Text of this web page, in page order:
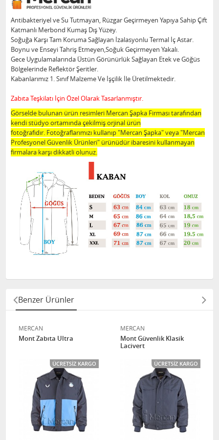
Antibakteriyel ve Su Tutmayan, Rüzgar Geçirmeyen Yapıya Sahip Çift
Katmanlı Merbond Kumaş Dış Yüzey.
Soğuğa Karşı Tam Koruma Sağlayan İzalasyonlu Termal İç Astar.
Boynu ve Enseyi Tahriş Etmeyen,Soğuk Geçirmeyen Yakalı.
Gece Uygulamalarında Üstün Görünürlük Sağlayan Etek ve Göğüs
Bölgelerinde Reflektör Şeritler.
Kabanlarımız 1. Sınıf Malzeme Ve İşçilik İle Üretilmektedir.
Zabıta Teşkilatı İçin Özel Olarak Tasarlanmıştır.
Görselde bulunan ürün resimleri Mercan Şapka Firması tarafından
kendi stüdyo ortamında çekilmiş orjinal ürün
fotoğrafıdır. Fotoğraflarımızı kullanıp "Mercan Şapka" veya "Mercan
Profesyonel Güvenlik Ürünleri" ürünüdür ibaresini kullanmayan
firmalara karşı dikkatli olunuz.
Benzer Ürünler
MERCAN
Mont Zabıta Ultra
ÜCRETSIZ KARGO
MERCAN
Mont Güvenlik Klasik
Lacivert
ÜCRETSIZ KARGO